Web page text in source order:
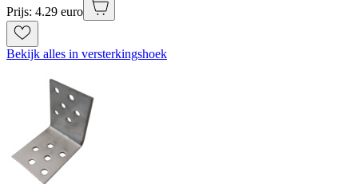
Prijs: 4.29 euro
Bekijk alles in versterkingshoek